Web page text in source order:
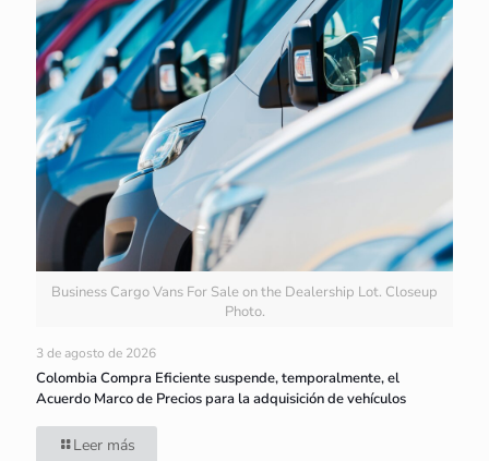
Business Cargo Vans For Sale on the Dealership Lot. Closeup
Photo.
3 de agosto de 2026
Colombia Compra Eficiente suspende, temporalmente, el
Acuerdo Marco de Precios para la adquisición de vehículos
Leer más